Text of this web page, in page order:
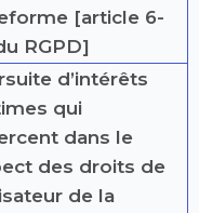
[article 6-
RGPD]
d’intérêts
qui
dans le
des droits de
de la